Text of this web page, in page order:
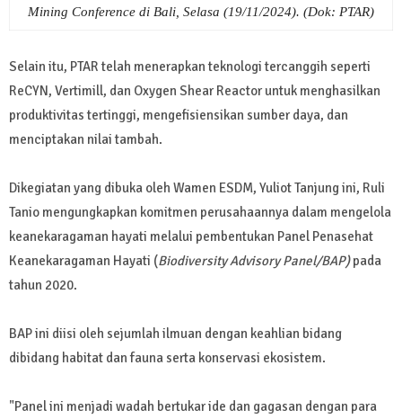
Mining Conference di Bali, Selasa (19/11/2024). (Dok: PTAR)
Selain itu, PTAR telah menerapkan teknologi tercanggih seperti
ReCYN, Vertimill, dan Oxygen Shear Reactor untuk menghasilkan
produktivitas tertinggi, mengefisiensikan sumber daya, dan
menciptakan nilai tambah.
Dikegiatan yang dibuka oleh Wamen ESDM, Yuliot Tanjung ini, Ruli
Tanio mengungkapkan komitmen perusahaannya dalam mengelola
keanekaragaman hayati melalui pembentukan Panel Penasehat
Keanekaragaman Hayati (Biodiversity Advisory Panel/BAP)pada
tahun 2020.
BAP ini diisi oleh sejumlah ilmuan dengan keahlian bidang
dibidang habitat dan fauna serta konservasi ekosistem.
"Panel ini menjadi wadah bertukar ide dan gagasan dengan para